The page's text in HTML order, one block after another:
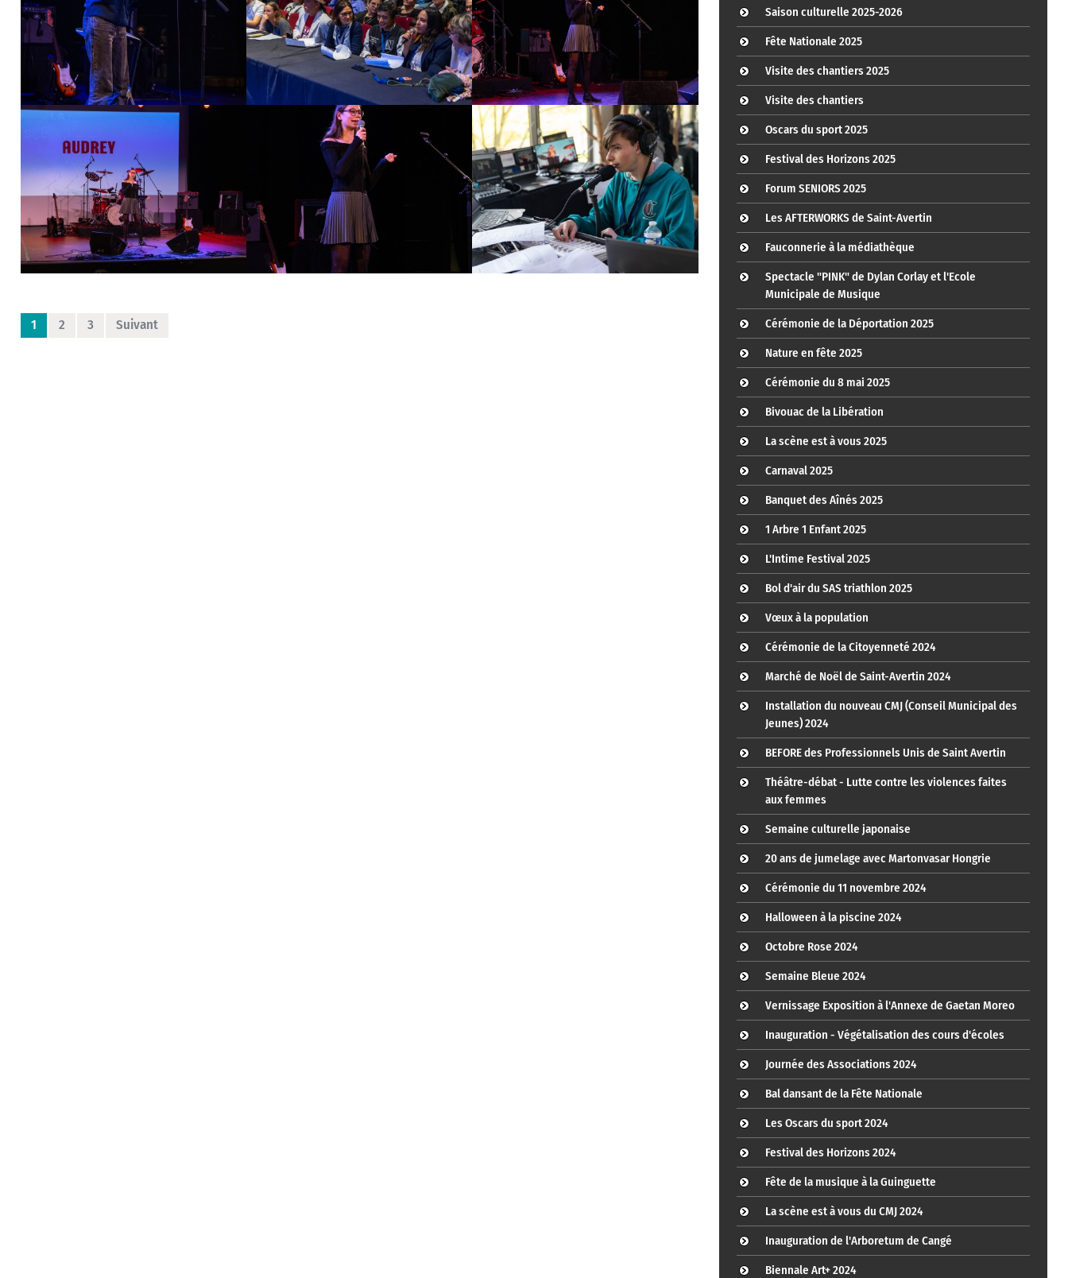
1 2 3 Suivant
Saison culturelle 2025-2026
Fête Nationale 2025
Visite des chantiers 2025
Visite des chantiers
Oscars du sport 2025
Festival des Horizons 2025
Forum SENIORS 2025
Les AFTERWORKS de Saint-Avertin
Fauconnerie à la médiathèque
Spectacle "PINK" de Dylan Corlay et l'Ecole
Municipale de Musique
Cérémonie de la Déportation 2025
Nature en fête 2025
Cérémonie du 8 mai 2025
Bivouac de la Libération
La scène est à vous 2025
Carnaval 2025
Banquet des Aînés 2025
1 Arbre 1 Enfant 2025
L'Intime Festival 2025
Bol d'air du SAS triathlon 2025
Vœux à la population
Cérémonie de la Citoyenneté 2024
Marché de Noël de Saint-Avertin 2024
Installation du nouveau CMJ (Conseil Municipal des
Jeunes) 2024
BEFORE des Professionnels Unis de Saint Avertin
Théâtre-débat - Lutte contre les violences faites
aux femmes
Semaine culturelle japonaise
20 ans de jumelage avec Martonvasar Hongrie
Cérémonie du 11 novembre 2024
Halloween à la piscine 2024
Octobre Rose 2024
Semaine Bleue 2024
Vernissage Exposition à l'Annexe de Gaetan Moreo
Inauguration - Végétalisation des cours d'écoles
Journée des Associations 2024
Bal dansant de la Fête Nationale
Les Oscars du sport 2024
Festival des Horizons 2024
Fête de la musique à la Guinguette
La scène est à vous du CMJ 2024
Inauguration de l'Arboretum de Cangé
Biennale Art+ 2024